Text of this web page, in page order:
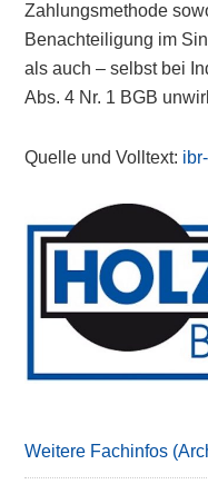
Zahlungsmethode
Benachteiligung im
als auch – selbst bei
Abs. 4 Nr. 1 BGB
Quelle und Volltext:
Primary
Sidebar
Weitere Fachinfos